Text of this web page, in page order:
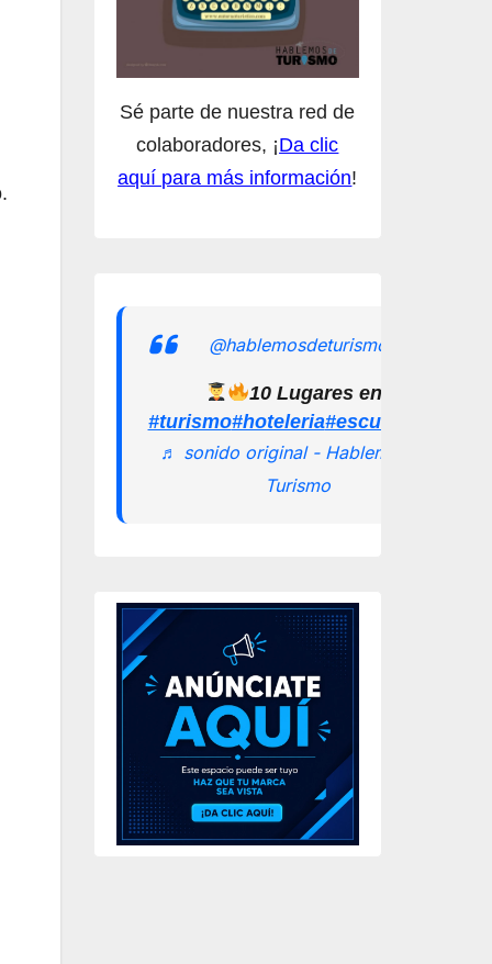
Sé parte de nuestra red de
colaboradores, ¡Da clic
aquí para más información!
@hablemosdeturismomx
10 Lugares en los que
#turismo#hoteleria
♬ sonido original - Hablemos de
Turismo